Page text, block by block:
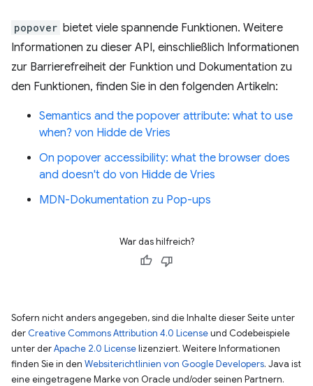
popover bietet viele spannende Funktionen. Weitere
Informationen zu dieser API, einschließlich Informationen
zur Barrierefreiheit der Funktion und Dokumentation zu
den Funktionen, finden Sie in den folgenden Artikeln:
Semantics and the popover attribute: what to use
when? von Hidde de Vries
On popover accessibility: what the browser does
and doesn't do von Hidde de Vries
MDN-Dokumentation zu Pop-ups
War das hilfreich?
Sofern nicht anders angegeben, sind die Inhalte dieser Seite unter
der Creative Commons Attribution 4.0 Licenseund Codebeispiele
unter derApache 2.0 Licenselizenziert. Weitere Informationen
finden Sie in den Websiterichtlinien von Google Developers. Java ist
eine eingetragene Marke von Oracle und/oder seinen Partnern.